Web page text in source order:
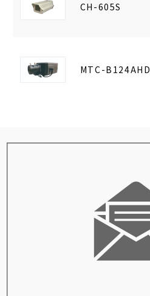
CH-605S
MTC-B124AHD